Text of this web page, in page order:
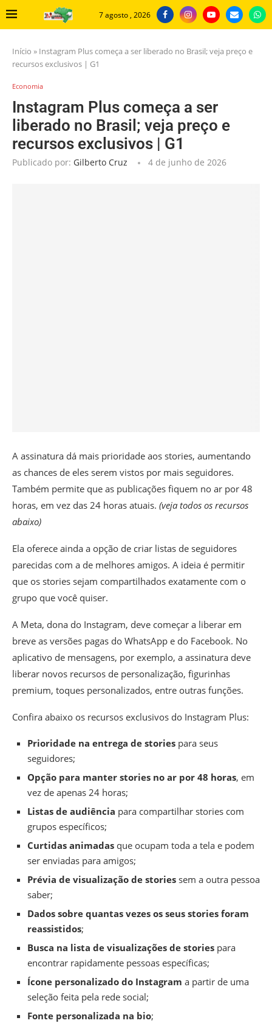
7 agosto , 2026
Início » Instagram Plus começa a ser liberado no Brasil; veja preço e
recursos exclusivos | G1
Economia
Instagram Plus começa a ser
liberado no Brasil; veja preço e
recursos exclusivos | G1
Publicado por: Gilberto Cruz 4 de junho de 2026
A assinatura dá mais prioridade aos stories, aumentando
as chances de eles serem vistos por mais seguidores.
Também permite que as publicações fiquem no ar por 48
horas, em vez das 24 horas atuais. (veja todos os recursos
abaixo)
Ela oferece ainda a opção de criar listas de seguidores
parecidas com a de melhores amigos. A ideia é permitir
que os stories sejam compartilhados exatamente com o
grupo que você quiser.
A Meta, dona do Instagram, deve começar a liberar em
breve as versões pagas do WhatsApp e do Facebook. No
aplicativo de mensagens, por exemplo, a assinatura deve
liberar novos recursos de personalização, figurinhas
premium, toques personalizados, entre outras funções.
Confira abaixo os recursos exclusivos do Instagram Plus:
Prioridade na entrega de stories para seus
seguidores;
Opção para manter stories no ar por 48 horas, em
vez de apenas 24 horas;
Listas de audiência para compartilhar stories com
grupos específicos;
Curtidas animadas que ocupam toda a tela e podem
ser enviadas para amigos;
Prévia de visualização de stories sem a outra pessoa
saber;
Dados sobre quantas vezes os seus stories foram
reassistidos;
Busca na lista de visualizações de stories para
encontrar rapidamente pessoas específicas;
Ícone personalizado do Instagram a partir de uma
seleção feita pela rede social;
Fonte personalizada na bio;